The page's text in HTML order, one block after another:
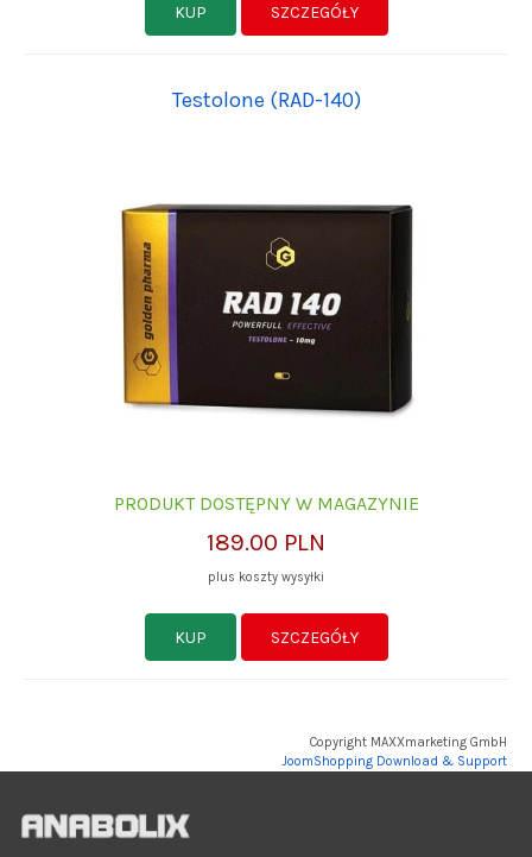
KUP SZCZEGÓŁY
Testolone (RAD-140)
PRODUKT DOSTĘPNY W MAGAZYNIE
189.00 PLN
plus koszty wysyłki
KUP SZCZEGÓŁY
Copyright MAXXmarketing GmbH
JoomShopping Download & Support